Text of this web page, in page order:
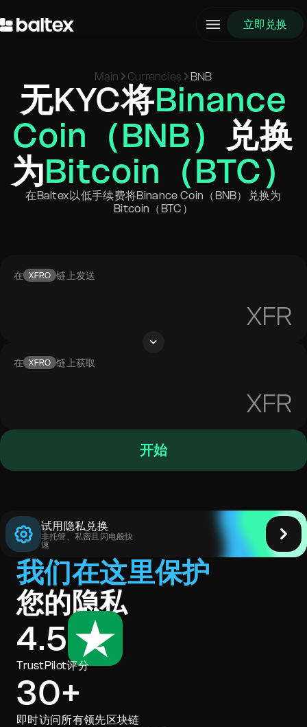
立即兑换
Main Currencies BNB
无KYC将Binance
Coin（BNB） 兑换
为Bitcoin（BTC）
在Baltex以低手续费将Binance Coin（BNB）兑换为
Bitcoin（BTC）
在 XFRO 链上发送
XFR
在 XFRO 链上获取
XFR
开始
试用隐私兑换
非托管、私密且闪电般快
速
我们在这里保护
您的隐私
4.5
TrustPilot评分
30+
即时访问所有领先区块链